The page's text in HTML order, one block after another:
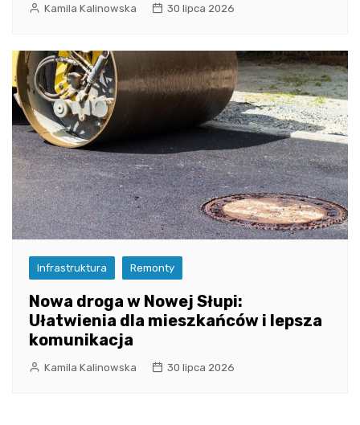
Kamila Kalinowska 30 lipca 2026
Infrastruktura Remonty
Nowa droga w Nowej Słupi:
Ułatwienia dla mieszkańców i lepsza
komunikacja
Kamila Kalinowska 30 lipca 2026